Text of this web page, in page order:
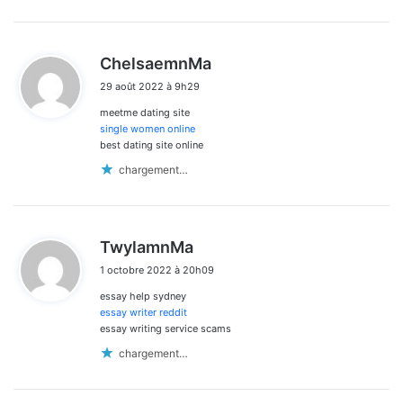
ChelsaemnMa
29 août 2022 à 9h29
meetme dating site
single women online
best dating site online
chargement…
TwylamnMa
t
1 octobre 2022 à 20h09
essay help sydney
essay writer reddit
essay writing service scams
chargement…